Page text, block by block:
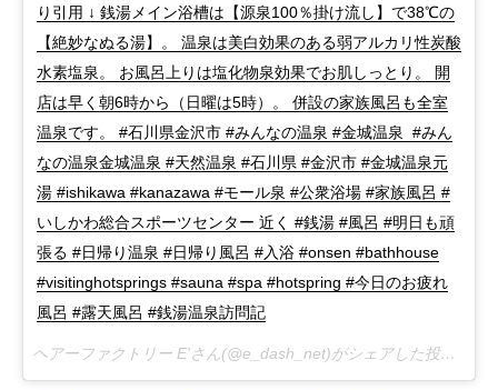
り引用 ↓ 銭湯メイン浴槽は【源泉100％掛け流し】で38℃の
【絶妙なぬる湯】。 温泉は美白効果のある弱アルカリ性炭酸
水素塩泉。 お風呂上りは塩化物泉効果でお肌しっとり。 開
店は早く朝6時から（日曜は5時）。 併設の家族風呂も全室
温泉です。 #石川県金沢市 #みんなの温泉 #金城温泉 #みん
なの温泉金城温泉 #天然温泉 #石川県 #金沢市 #金城温泉元
湯 #ishikawa #kanazawa #モール泉 #公衆浴場 #家族風呂 #
いしかわ総合スポーツセンター 近く #銭湯 #風呂 #明日も頑
張る #日帰り温泉 #日帰り風呂 #入浴 #onsen #bathhouse
#visitinghotsprings #sauna #spa #hotspring #今日のお疲れ
風呂 #露天風呂 #銭湯温泉訪問記
ヘアーファクトリー E'さん(@e_dash_net)がシェアした投稿 –